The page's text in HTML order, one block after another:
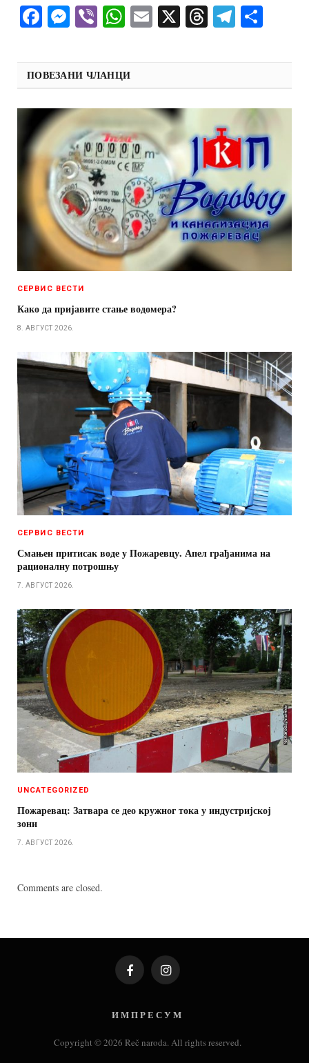
Facebook
Messenger
ViberWhatsApp
Email
X Threads
ПОВЕЗАНИ ЧЛАНЦИ
СЕРВИС ВЕСТИ
Како да пријавите стање водомера?
8. АВГУСТ 2026.
СЕРВИС ВЕСТИ
Смањен притисак воде у Пожаревцу. Апел грађанима на
рационалну потрошњу
7. АВГУСТ 2026.
UNCATEGORIZED
Пожаревац: Затвара се део кружног тока у индустријској
зони
7. АВГУСТ 2026.
Comments are closed.
FacebookInstagram
И М П Р Е С У М
Copyright © 2026 Reč naroda. All rights reserved.